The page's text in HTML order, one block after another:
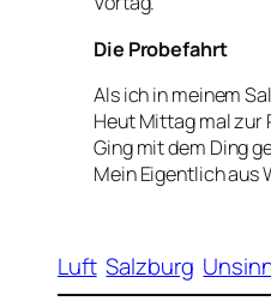
Die Probefahrt
Als ich in meinem
Heut Mittag mal zur
Ging mit dem Ding
Mein Eigentlich aus
Luft Salzburg